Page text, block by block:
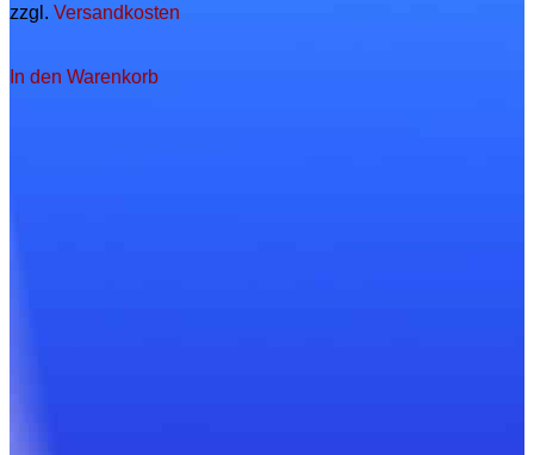
zzgl. Versandkosten
In den Warenkorb